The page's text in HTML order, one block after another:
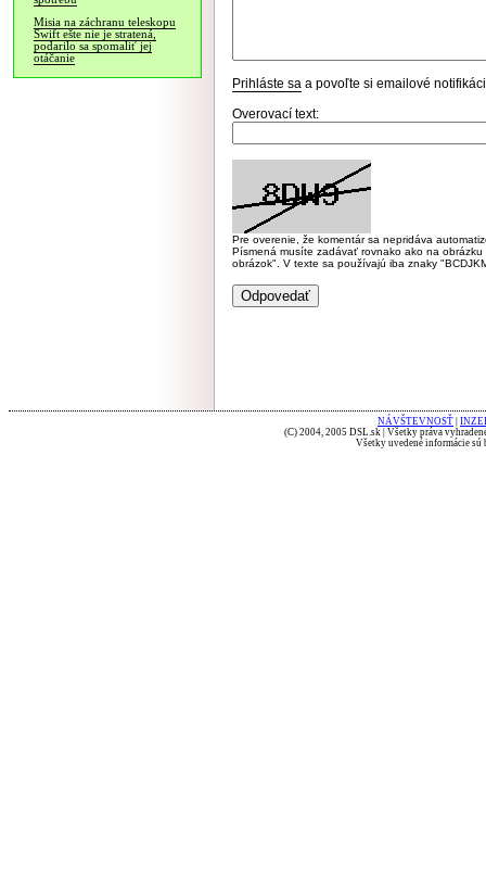
Misia na záchranu teleskopu
Swift ešte nie je stratená,
podarilo sa spomaliť jej
otáčanie
Prihláste sa a povoľte si emailové
Overovací text:
Pre overenie, že komentár sa nepridáva
Písmená musíte zadávať rovnako ako na
obrázok". V texte sa používajú iba znaky
NÁVŠTEVNOSŤ
(C) 2004, 2005 DSL.sk | Všetky práva
Všetky uvedené informácie sú